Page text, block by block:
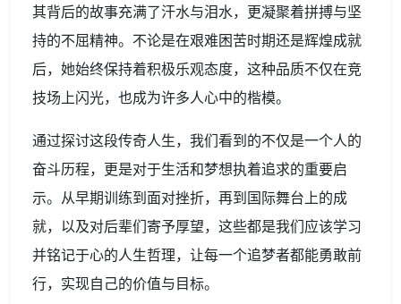
其背后的故事充满了汗水与泪水，更凝聚着拼搏与坚
持的不屈精神。不论是在艰难困苦时期还是辉煌成就
后，她始终保持着积极乐观态度，这种品质不仅在竞
技场上闪光，也成为许多人心中的楷模。
通过探讨这段传奇人生，我们看到的不仅是一个人的
奋斗历程，更是对于生活和梦想执着追求的重要启
示。从早期训练到面对挫折，再到国际舞台上的成
就，以及对后辈们寄予厚望，这些都是我们应该学习
并铭记于心的人生哲理，让每一个追梦者都能勇敢前
行，实现自己的价值与目标。